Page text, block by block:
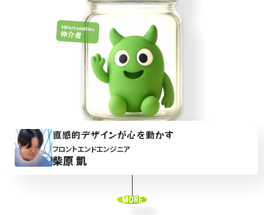
16Personalities
仲介者
直感的デザインが心を動かす
フロントエンドエンジニア
柴原 凱
MORE